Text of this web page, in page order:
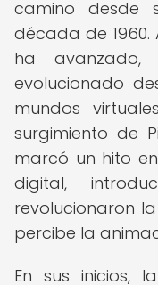
camino desde
década de
ha
evolucionado
mundos
surgimiento de
marcó un hito
digital,
revolucionaron
percibe la
En sus inicios,